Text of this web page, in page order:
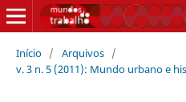
Início / Arquivos /
v. 3 n. 5 (2011): Mundo urbano e